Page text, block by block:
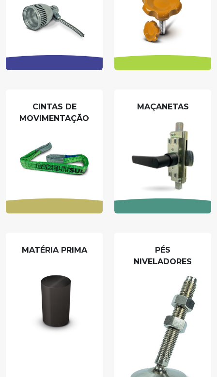
CINTAS DE
MOVIMENTAÇÃO
MAÇANETAS
MATÉRIA PRIMA
PÉS
NIVELADORES